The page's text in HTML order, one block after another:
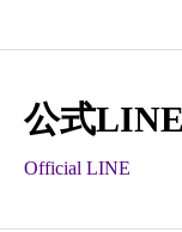
公式LINE
Official LINE